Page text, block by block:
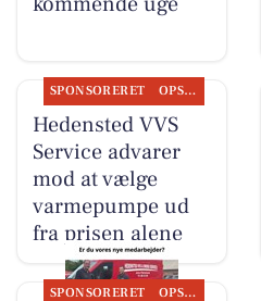
SPONSORERET OPSLAGSTAVLEN
Hedensted VVS
Service advarer
mod at vælge
varmepumpe ud
fra prisen alene
SPONSORERET OPSLAGSTAVLEN